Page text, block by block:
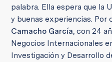
palabra. Ella espera que la
y buenas experiencias. Por
Camacho García, con 24
Negocios Internacionales
Investigación y Desarrollo